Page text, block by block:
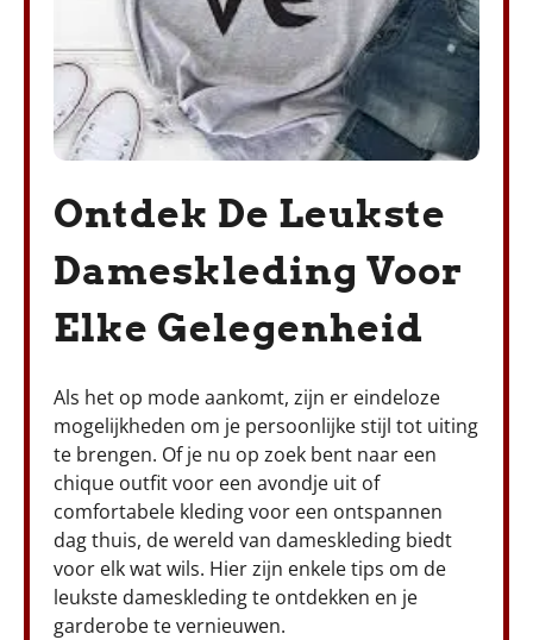
Ontdek De Leukste
Dameskleding Voor
Elke Gelegenheid
Als het op mode aankomt, zijn er eindeloze
mogelijkheden om je persoonlijke stijl tot uiting
te brengen. Of je nu op zoek bent naar een
chique outfit voor een avondje uit of
comfortabele kleding voor een ontspannen
dag thuis, de wereld van dameskleding biedt
voor elk wat wils. Hier zijn enkele tips om de
leukste dameskleding te ontdekken en je
garderobe te vernieuwen.